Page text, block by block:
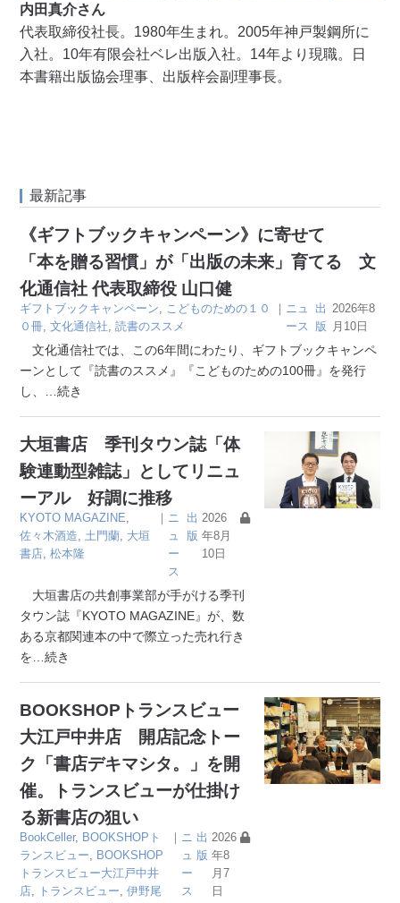
内田真介さん
代表取締役社長。1980年生まれ。2005年神戸製鋼所に
入社。10年有限会社ベレ出版入社。14年より現職。日
本書籍出版協会理事、出版梓会副理事長。
最新記事
《ギフトブックキャンペーン》に寄せて
「本を贈る習慣」が「出版の未来」育てる 文
化通信社 代表取締役 山口健
ギフトブックキャンペーン
こどものための１０
０冊 ,文化通信社 ,読書のススメ
｜ ニュ
ース
出
版
2026年8
月10日
文化通信社では、この6年間にわたり、ギフトブックキャンペ
ーンとして『読書のススメ』『こどものための100冊』を発行
し、
…続き
大垣書店 季刊タウン誌「体
験連動型雑誌」としてリニュ
ーアル 好調に推移
KYOTO MAGAZINE
佐々木酒造
土門蘭 大垣
書店 ,松本隆
｜ ニ
ュ
ー
ス
出
版
2026
年8月
10日
大垣書店の共創事業部が手がける季刊
タウン誌『KYOTO MAGAZINE』が、数
ある京都関連本の中で際立った売れ行き
を …続き
BOOKSHOPトランスビュー
大江戸中井店 開店記念トー
ク「書店デキマシタ。」を開
催。トランスビューが仕掛け
る新書店の狙い
BookCeller, BOOKSHOPト
ランスビュー
BOOKSHOP
トランスビュー大江戸中井
店
トランスビュー ,伊野尾
｜ ニ
ュ
ー
ス
出
版
2026
年8
月7
日